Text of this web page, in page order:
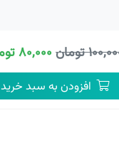
تومان ۸۰,۰۰۰ تومان
افزودن به سبد خرید